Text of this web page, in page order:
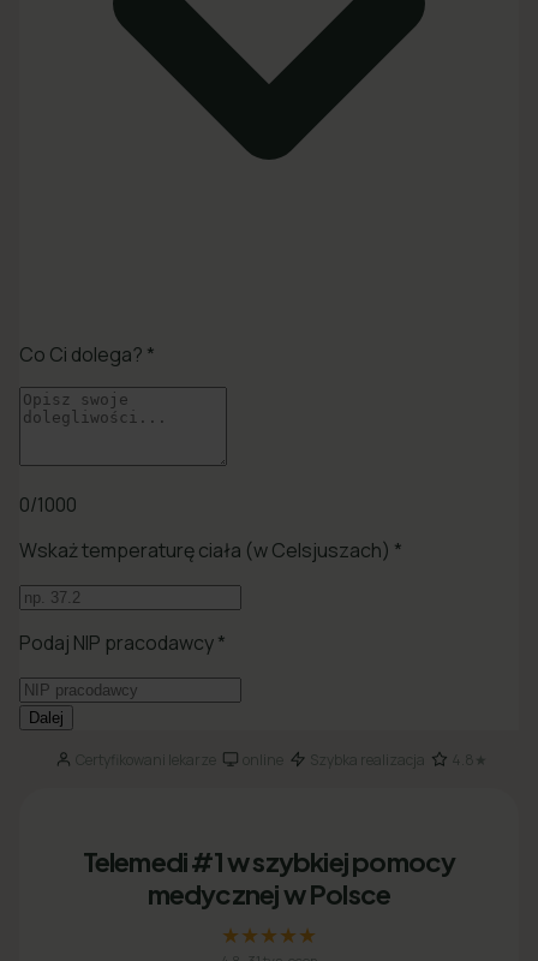
Certyfikowani lekarze· online· Szybka realizacja 4.8★
Telemedi #1 w szybkiej pomocy
medycznej w Polsce
★★★★★